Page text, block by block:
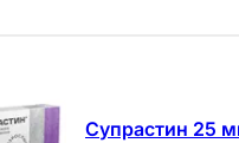
Супрастин 25